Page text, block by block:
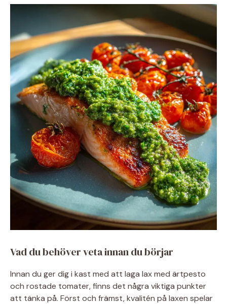
Vad du behöver veta innan du börjar
Innan du ger dig i kast med att laga lax med ärtpesto
och rostade tomater, finns det några viktiga punkter
att tänka på. Först och främst, kvalitén på laxen spelar